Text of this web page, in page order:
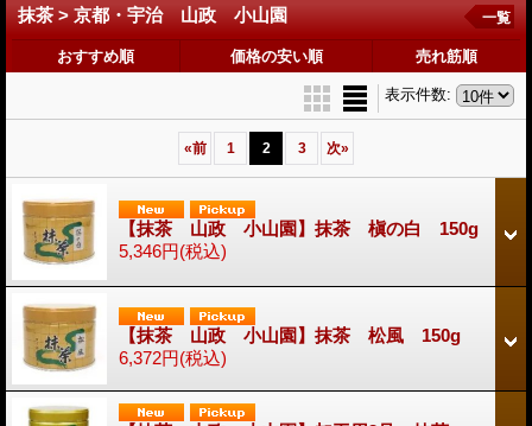
抹茶 > 京都・宇治 山政 小山園 一覧
おすすめ順 価格の安い順 売れ筋順
表示件数:
«前 1 2 3 次»
【抹茶 山政 小山園】抹茶 槇の白 150g
5,346円(税込)
【抹茶 山政 小山園】抹茶 松風 150g
6,372円(税込)